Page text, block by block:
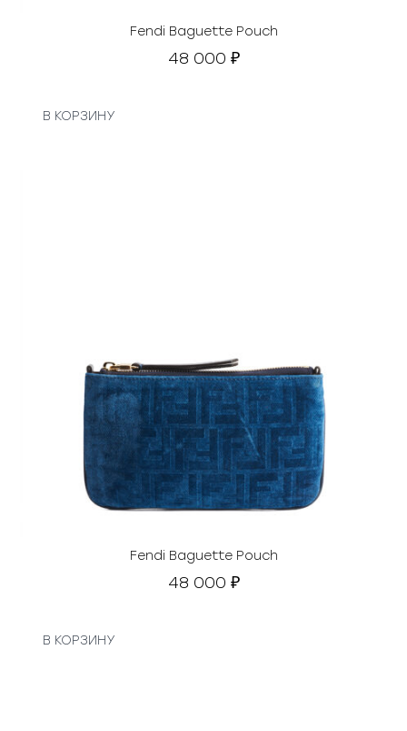
Fendi Baguette Pouch
48 000 ₽
В КОРЗИНУ
Fendi Baguette Pouch
48 000 ₽
В КОРЗИНУ